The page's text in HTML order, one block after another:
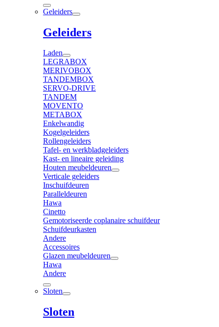
Geleiders
Geleiders
Laden
LEGRABOX
MERIVOBOX
TANDEMBOX
SERVO-DRIVE
TANDEM
MOVENTO
METABOX
Enkelwandig
Kogelgeleiders
Rollengeleiders
Tafel- en werkbladgeleiders
Kast- en lineaire geleiding
Houten meubeldeuren
Verticale geleiders
Inschuifdeuren
Paralleldeuren
Hawa
Cinetto
Gemotoriseerde coplanaire schuifdeur
Schuifdeurkasten
Andere
Accessoires
Glazen meubeldeuren
Hawa
Andere
Sloten
Sloten